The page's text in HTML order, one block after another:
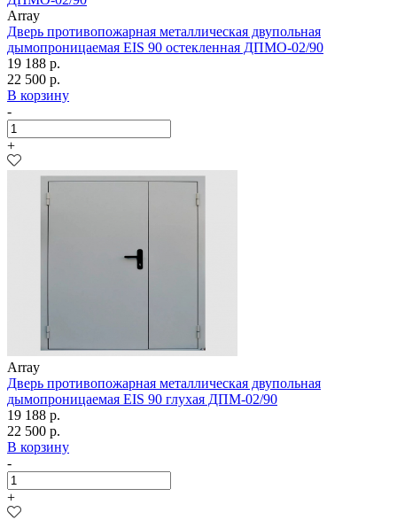
Array
Дверь противопожарная металлическая двупольная
дымопроницаемая EIS 90 остекленная ДПМО-02/90
19 188 р.
22 500 р.
В корзину
-
+
Array
Дверь противопожарная металлическая двупольная
дымопроницаемая EIS 90 глухая ДПМ-02/90
19 188 р.
22 500 р.
В корзину
-
+